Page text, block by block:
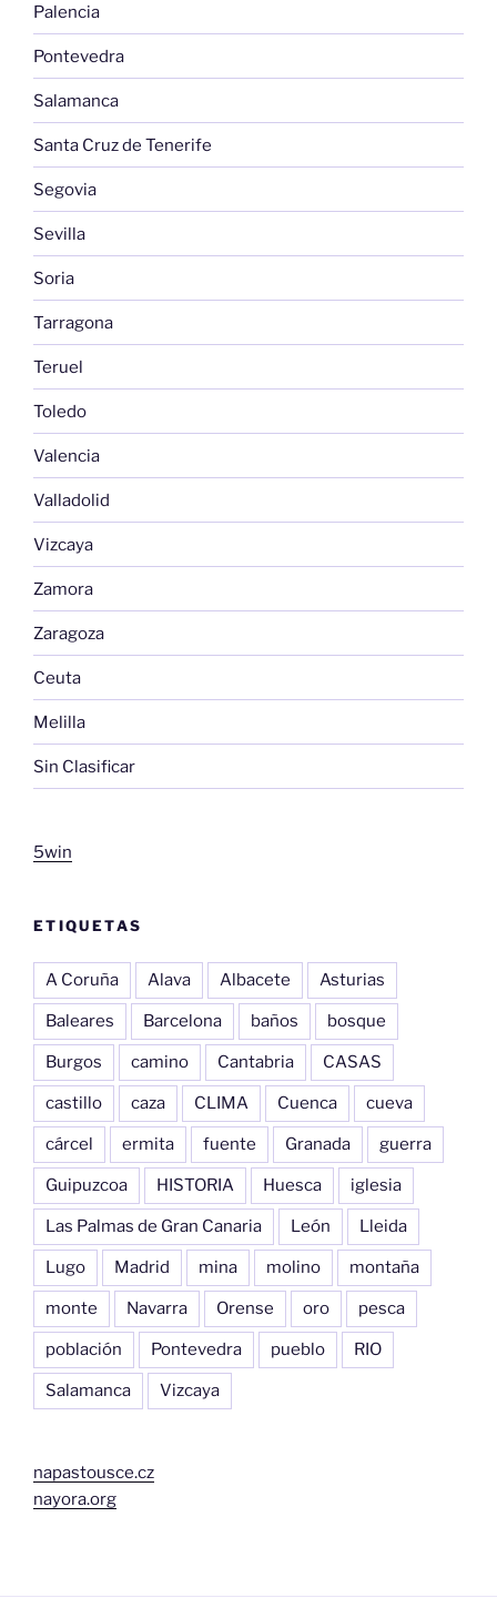
Palencia
Pontevedra
Salamanca
Santa Cruz de Tenerife
Segovia
Sevilla
Soria
Tarragona
Teruel
Toledo
Valencia
Valladolid
Vizcaya
Zamora
Zaragoza
Ceuta
Melilla
Sin Clasificar
5win
ETIQUETAS
A Coruña Alava Albacete Asturias
Baleares Barcelona baños bosque
Burgos camino Cantabria CASAS
castillo caza CLIMA Cuenca cueva
cárcel ermita fuente Granada guerra
Guipuzcoa HISTORIA Huesca iglesia
Las Palmas de Gran Canaria León Lleida
Lugo Madrid mina molino montaña
monte Navarra Orense oro pesca
población Pontevedra pueblo RIO
Salamanca Vizcaya
napastousce.cz
nayora.org